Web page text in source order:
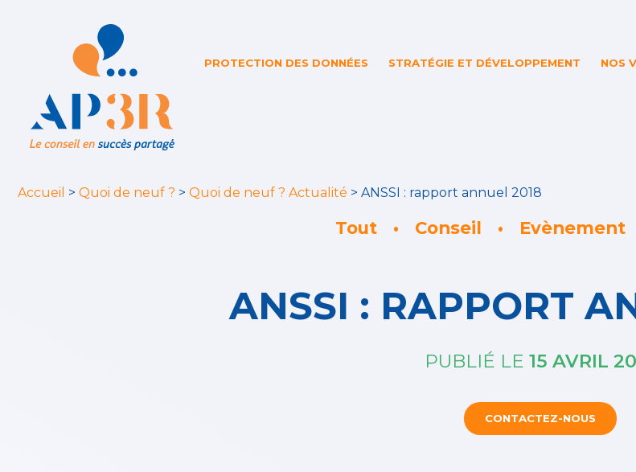
PROTECTION DES DONNÉES STRATÉGIE ET DÉVELOPPEMENT NOS
Accueil > Quoi de neuf ? > Quoi de neuf ? Actualité > ANSSI : rapport annuel 2018
Tout Conseil Evènement
ANSSI : RAPPORT
PUBLIÉ LE 15 AVRIL
CONTACTEZ-NOUS